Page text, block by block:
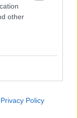
other
Privacy Policy